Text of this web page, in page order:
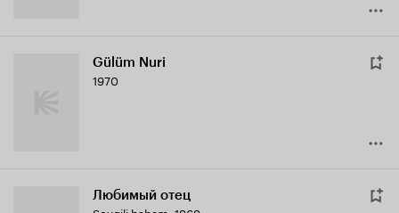
Gülüm Nuri
1970
Любимый отец